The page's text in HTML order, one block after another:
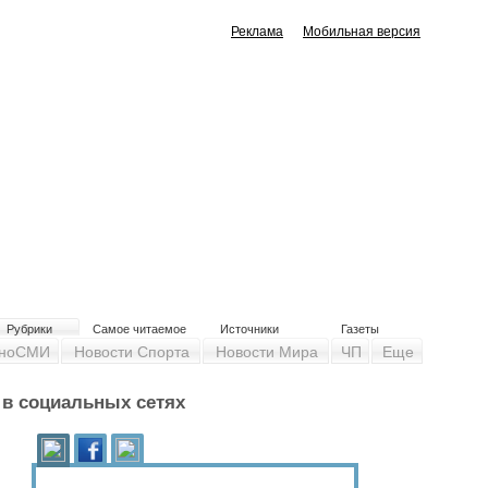
Мобильная версия
Реклама
Газеты
Источники
Самое читаемое
Рубрики
Новости Спорта Новости Мира ЧП Еще
социальных сетях